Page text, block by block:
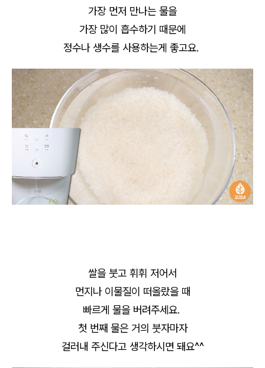
가장 먼저 만나는 물을
가장 많이 흡수하기 때문에
정수나 생수를 사용하는게 좋고요.
쌀을 붓고 휘휘 저어서
먼지나 이물질이 떠올랐을 때
빠르게 물을 버려주세요.
첫 번째 물은 거의 붓자마자
걸러내 주신다고 생각하시면 돼요^^